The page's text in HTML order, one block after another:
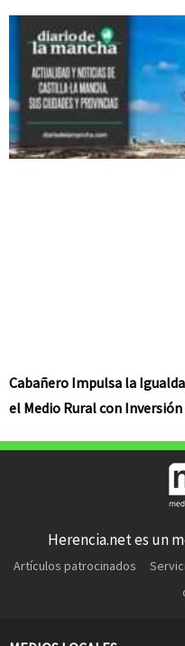
Cabañero Impulsa la
el Medio Rural con Inversión
Herencia.net es un
Artículos patrocinados